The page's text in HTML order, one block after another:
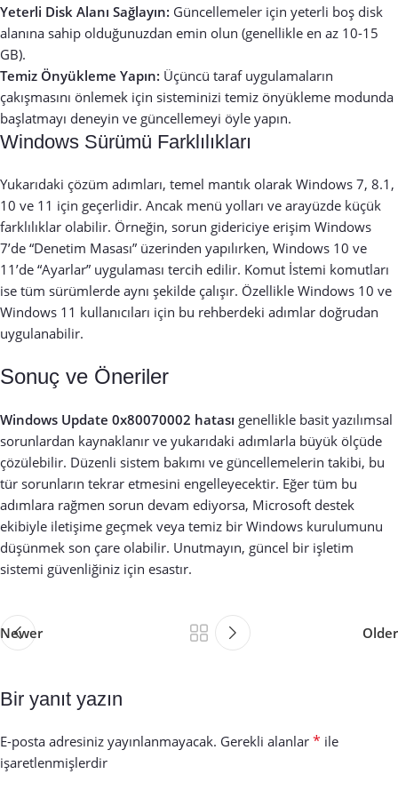
Yeterli Disk Alanı Sağlayın: Güncellemeler için yeterli boş disk
alanına sahip olduğunuzdan emin olun (genellikle en az 10-15
GB).
Temiz Önyükleme Yapın: Üçüncü taraf uygulamaların
çakışmasını önlemek için sisteminizi temiz önyükleme modunda
başlatmayı deneyin ve güncellemeyi öyle yapın.
Windows Sürümü Farklılıkları
Yukarıdaki çözüm adımları, temel mantık olarak Windows 7, 8.1,
10 ve 11 için geçerlidir. Ancak menü yolları ve arayüzde küçük
farklılıklar olabilir. Örneğin, sorun gidericiye erişim Windows
7’de “Denetim Masası” üzerinden yapılırken, Windows 10 ve
11’de “Ayarlar” uygulaması tercih edilir. Komut İstemi komutları
ise tüm sürümlerde aynı şekilde çalışır. Özellikle Windows 10 ve
Windows 11 kullanıcıları için bu rehberdeki adımlar doğrudan
uygulanabilir.
Sonuç ve Öneriler
Windows Update 0x80070002 hatası genellikle basit yazılımsal
sorunlardan kaynaklanır ve yukarıdaki adımlarla büyük ölçüde
çözülebilir. Düzenli sistem bakımı ve güncellemelerin takibi, bu
tür sorunların tekrar etmesini engelleyecektir. Eğer tüm bu
adımlara rağmen sorun devam ediyorsa, Microsoft destek
ekibiyle iletişime geçmek veya temiz bir Windows kurulumunu
düşünmek son çare olabilir. Unutmayın, güncel bir işletim
sistemi güvenliğiniz için esastır.
Newer Older
Bir yanıt yazın
E-posta adresiniz yayınlanmayacak. Gerekli alanlar * ile
işaretlenmişlerdir